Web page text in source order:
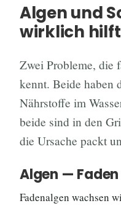
Algen und
wirklich
Zwei Probleme, die
kennt. Beide haben
Nährstoffe im
beide sind in den
die Ursache packt
Algen —
Fadenalgen wachsen